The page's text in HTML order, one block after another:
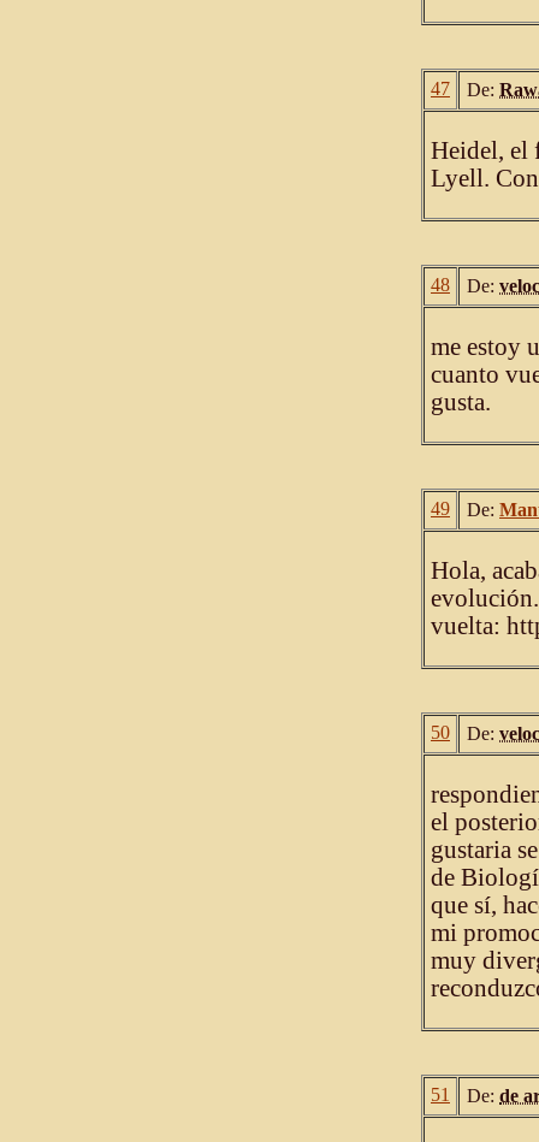
47 De:
Heidel, el
Lyell.
48 De:
me estoy
cuanto
gusta.
49 De:
Hola,
evolución.
vuelta:
50 De:
el
gustaria
de
que sí,
mi
muy
51 De: de